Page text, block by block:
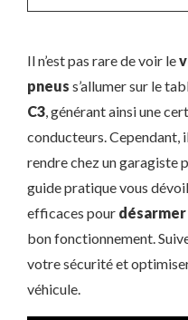
Il n’est pas rare de voir le
pneus s’allumer sur le
C3, générant ainsi une
conducteurs. Cependant,
rendre chez un garagiste
guide pratique vous
efficaces pour
bon fonctionnement.
votre sécurité et
véhicule.